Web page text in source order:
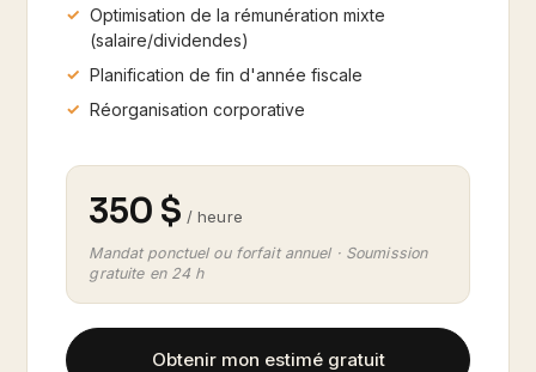
Optimisation de la rémunération mixte
(salaire/dividendes)
Planification de fin d'année fiscale
Réorganisation corporative
350 $ / heure
Mandat ponctuel ou forfait annuel · Soumission
gratuite en 24 h
Obtenir mon estimé gratuit